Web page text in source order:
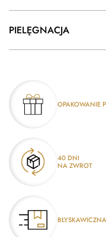
PIELĘGNACJA
OPAKOWANIE
40 DNI
NA ZWROT